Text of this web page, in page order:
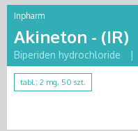
Inpharm
Akineton - (IR)
Biperiden hydrochloride
|
tabl.; 2 mg, 50 szt.